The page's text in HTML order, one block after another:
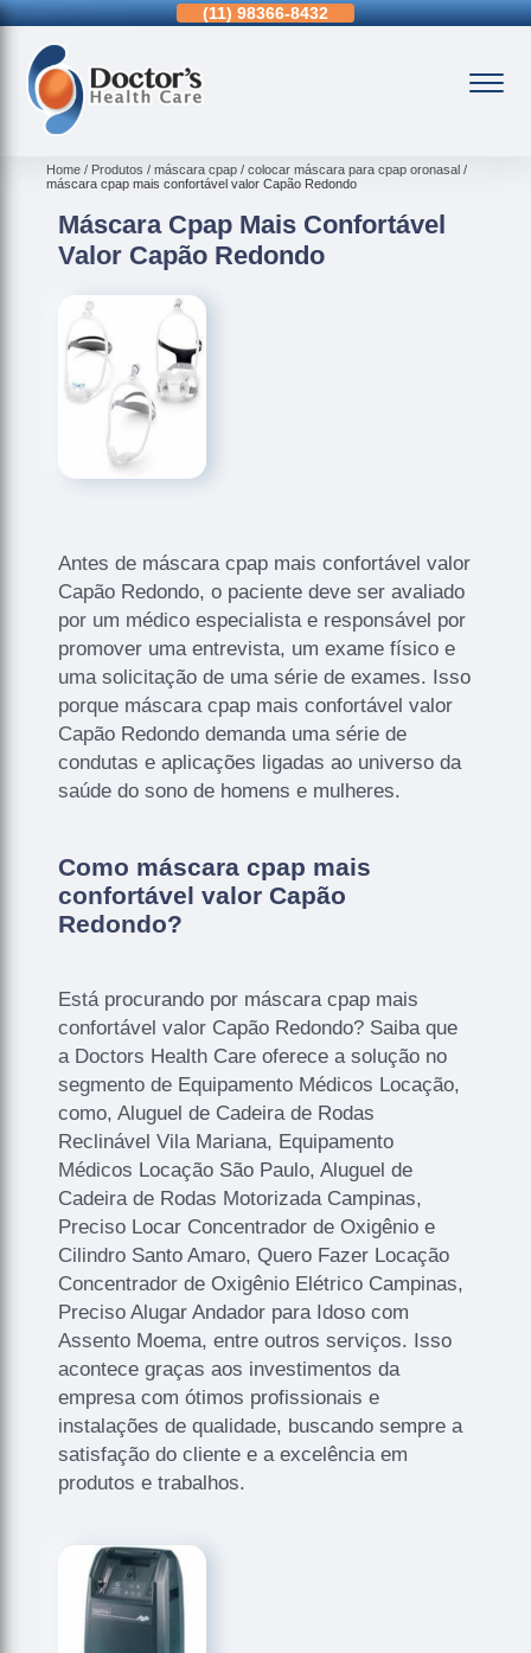
3963-0036 (11)98366-8432 (15)3326-9334
Home Produtos máscara cpap
colocar máscara para cpap oronasal
máscara cpap mais confortável valor Capão Redondo
Máscara Cpap Mais Confortável
Valor Capão Redondo
Antes de máscara cpap mais confortável valor
Capão Redondo, o paciente deve ser avaliado
por um médico especialista e responsável por
promover uma entrevista, um exame físico e
uma solicitação de uma série de exames. Isso
porque máscara cpap mais confortável valor
Capão Redondo demanda uma série de
condutas e aplicações ligadas ao universo da
saúde do sono de homens e mulheres.
Como máscara cpap mais
confortável valor Capão
Redondo?
Está procurando por máscara cpap mais
confortável valor Capão Redondo? Saiba que
a Doctors Health Care oferece a solução no
segmento de Equipamento Médicos Locação,
como, Aluguel de Cadeira de Rodas
Reclinável Vila Mariana, Equipamento
Médicos Locação São Paulo, Aluguel de
Cadeira de Rodas Motorizada Campinas,
Preciso Locar Concentrador de Oxigênio e
Cilindro Santo Amaro, Quero Fazer Locação
Concentrador de Oxigênio Elétrico Campinas,
Preciso Alugar Andador para Idoso com
Assento Moema, entre outros serviços. Isso
acontece graças aos investimentos da
empresa com ótimos profissionais e
instalações de qualidade, buscando sempre a
satisfação do cliente e a excelência em
produtos e trabalhos.